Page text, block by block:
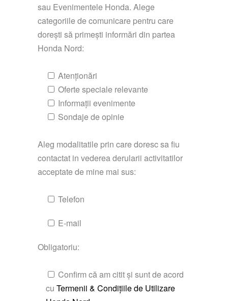
sau Evenimentele Honda. Alege
categoriile de comunicare pentru care
dorești să primești informări din partea
Honda Nord:
Atenționări
Oferte speciale relevante
Informații evenimente
Sondaje de opinie
Aleg modalitatile prin care doresc sa fiu
contactat in vederea derularii activitatilor
acceptate de mine mai sus:
Telefon
E-mail
Obligatoriu:
Confirm că am citit și sunt de acord
cu Termenii & Condițiile de Utilizare